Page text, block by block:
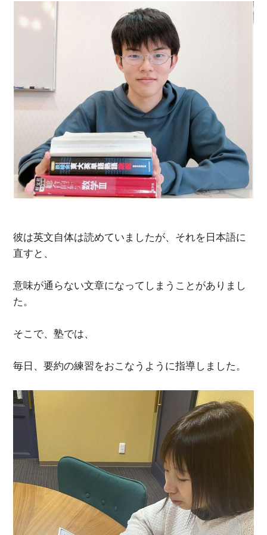
彼は英文自体は読めていましたが、それを日本語に
直すと、
意味が通らない文章になってしまうことがありまし
た。
そこで、塾では、
毎日、要約の練習をおこなうように指導しました。